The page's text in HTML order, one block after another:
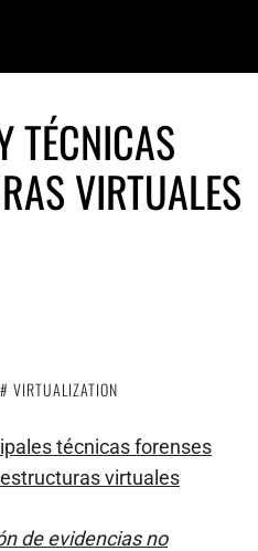
TÉCNICAS
VIRTUALES
VIRTUALIZATION
técnicas forenses
virtuales
de evidencias no